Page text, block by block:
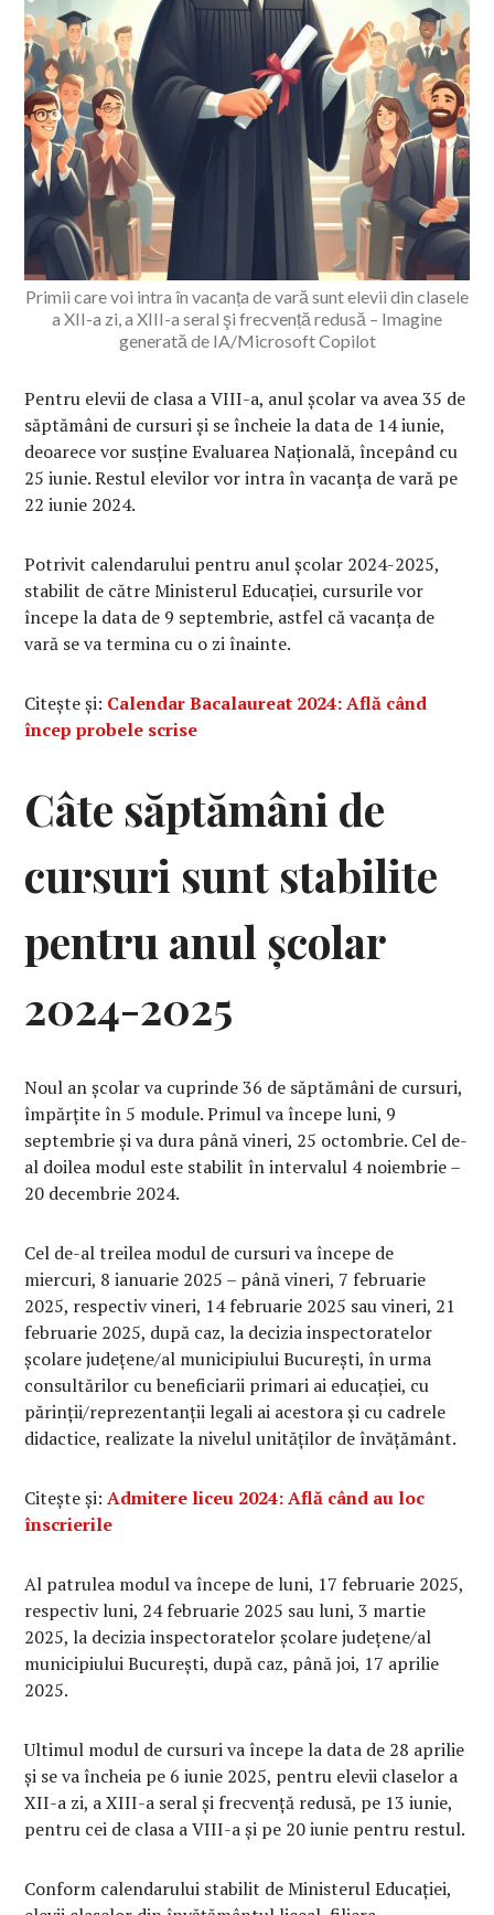
Primii care voi intra în vacanța de vară sunt elevii din clasele
a XII-a zi, a XIII-a seral şi frecvență redusă – Imagine
generată de IA/Microsoft Copilot
Pentru elevii de clasa a VIII-a, anul școlar va avea 35 de
săptămâni de cursuri și se încheie la data de 14 iunie,
deoarece vor susține Evaluarea Națională, începând cu
25 iunie. Restul elevilor vor intra în vacanța de vară pe
22 iunie 2024.
Potrivit calendarului pentru anul școlar 2024-2025,
stabilit de către Ministerul Educației, cursurile vor
începe la data de 9 septembrie, astfel că vacanța de
vară se va termina cu o zi înainte.
Citește și: Calendar Bacalaureat 2024: Află când
încep probele scrise
Câte săptămâni de
cursuri sunt stabilite
pentru anul școlar
2024-2025
Noul an școlar va cuprinde 36 de săptămâni de cursuri,
împărțite în 5 module. Primul va începe luni, 9
septembrie și va dura până vineri, 25 octombrie. Cel de-
al doilea modul este stabilit în intervalul 4 noiembrie –
20 decembrie 2024.
Cel de-al treilea modul de cursuri va începe de
miercuri, 8 ianuarie 2025 – până vineri, 7 februarie
2025, respectiv vineri, 14 februarie 2025 sau vineri, 21
februarie 2025, după caz, la decizia inspectoratelor
școlare județene/al municipiului București, în urma
consultărilor cu beneficiarii primari ai educației, cu
părinții/reprezentanții legali ai acestora și cu cadrele
didactice, realizate la nivelul unităților de învățământ.
Citește și:Admitere liceu 2024: Află când au loc
înscrierile
Al patrulea modul va începe de luni, 17 februarie 2025,
respectiv luni, 24 februarie 2025 sau luni, 3 martie
2025, la decizia inspectoratelor școlare județene/al
municipiului București, după caz, până joi, 17 aprilie
2025.
Ultimul modul de cursuri va începe la data de 28 aprilie
și se va încheia pe 6 iunie 2025, pentru elevii claselor a
XII-a zi, a XIII-a seral și frecvență redusă, pe 13 iunie,
pentru cei de clasa a VIII-a și pe 20 iunie pentru restul.
Conform calendarului stabilit de Ministerul Educației,